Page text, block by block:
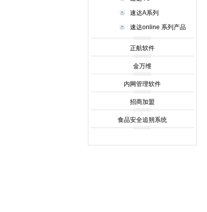
速达A系列
速达online 系列产品
正航软件
金万维
内网管理软件
招商加盟
食品安全追朔系统